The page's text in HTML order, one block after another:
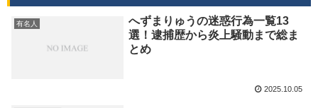
有名人
へずまりゅうの迷惑行為一覧13
選！逮捕歴から炎上騒動まで総ま
とめ
2025.10.05